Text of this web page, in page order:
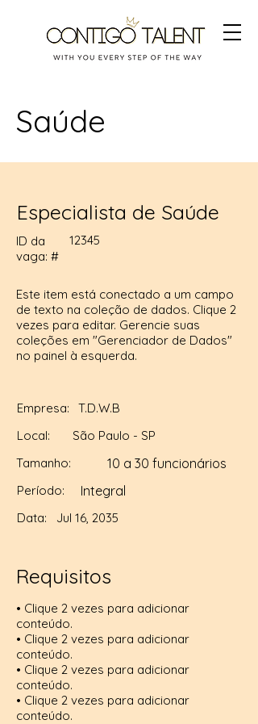
Saúde
Especialista de Saúde
ID da
vaga: #
12345
Este item está conectado a um campo
de texto na coleção de dados. Clique 2
vezes para editar. Gerencie suas
coleções em "Gerenciador de Dados"
no painel à esquerda.
Empresa:
T.D.W.B
Local:
São Paulo - SP
Tamanho:
10 a 30 funcionários
Período: Integral
Data: Jul 16, 2035
Requisitos
• Clique 2 vezes para adicionar
conteúdo.
• Clique 2 vezes para adicionar
conteúdo.
• Clique 2 vezes para adicionar
conteúdo.
• Clique 2 vezes para adicionar
conteúdo.